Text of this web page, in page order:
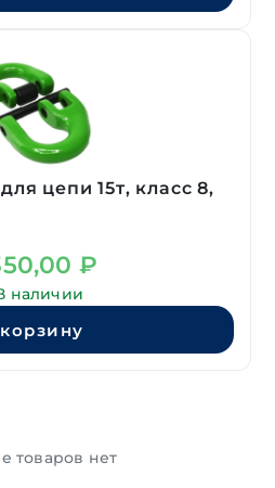
цепи 15т, класс 8,
₽
наличии
товаров нет